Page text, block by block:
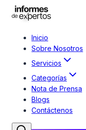
Inicio
Sobre Nosotros
Servicios
Categorías
Nota de Prensa
Blogs
Contáctenos